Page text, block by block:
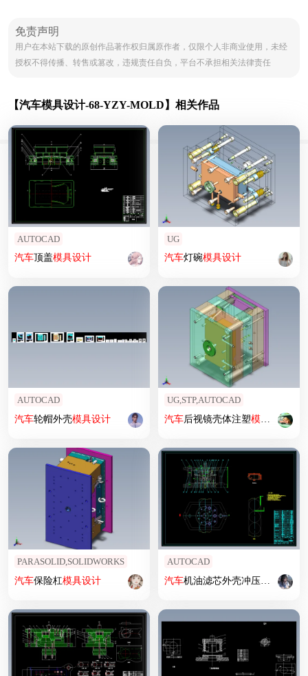
免责声明
用户在本站下载的原创作品著作权归属原作者，仅限个人非商业使用，未经
授权不得传播、转售或篡改，违规责任自负，平台不承担相关法律责任
【汽车模具设计-68-YZY-MOLD】相关作品
AUTOCAD
汽车顶盖模具设计
UG
汽车灯碗模具设计
AUTOCAD
汽车轮帽外壳模具设计
UG,STP,AUTOCAD
汽车后视镜壳体注塑模具设计
PARASOLID,SOLIDWORKS
汽车保险杠模具设计
AUTOCAD
汽车机油滤芯外壳冲压模具设计